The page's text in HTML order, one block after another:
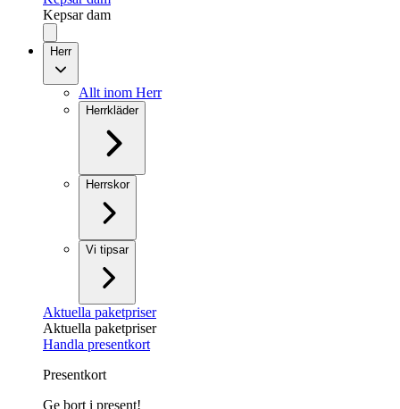
Kepsar dam
Herr
Allt inom Herr
Herrkläder
Herrskor
Vi tipsar
Aktuella paketpriser
Aktuella paketpriser
Handla presentkort
Presentkort
Ge bort i present!